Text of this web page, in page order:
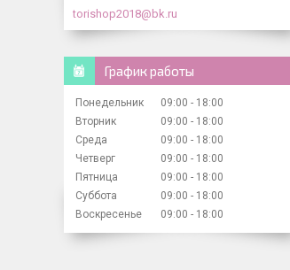
torishop2018@bk.ru
График работы
Понедельник 09:00
18:00
Вторник
09:00
18:00
Среда
09:00
18:00
Четверг
09:00
18:00
Пятница
09:00
18:00
Суббота
09:00
18:00
Воскресенье
09:00 18:00